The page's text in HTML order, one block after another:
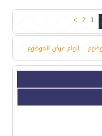
1
2
>
انواع عرض الموضوع